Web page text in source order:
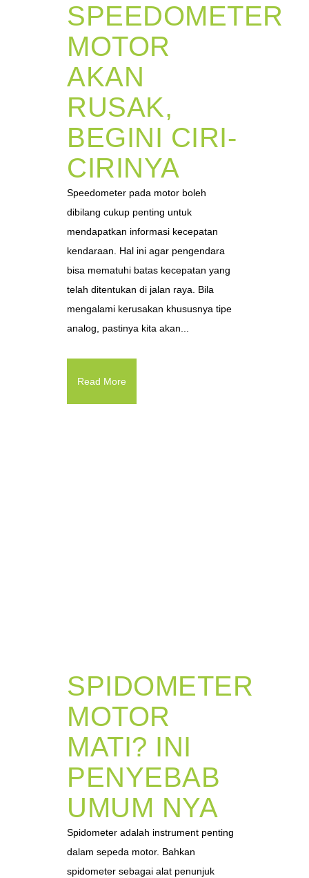
SPEEDOMETER
MOTOR
AKAN
RUSAK,
BEGINI CIRI-
CIRINYA
Speedometer pada motor boleh
dibilang cukup penting untuk
mendapatkan informasi kecepatan
kendaraan. Hal ini agar pengendara
bisa mematuhi batas kecepatan yang
telah ditentukan di jalan raya. Bila
mengalami kerusakan khususnya tipe
analog, pastinya kita akan...
Read More
SPIDOMETER
MOTOR
MATI? INI
PENYEBAB
UMUM NYA
Spidometer adalah instrument penting
dalam sepeda motor. Bahkan
spidometer sebagai alat penunjuk